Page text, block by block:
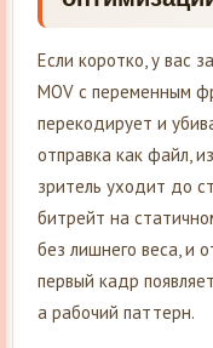
Если коротко, у вас
MOV с переменным
перекодирует и
отправка как файл,
зритель уходит до
битрейт на
без лишнего веса, и
первый кадр
а рабочий паттерн.